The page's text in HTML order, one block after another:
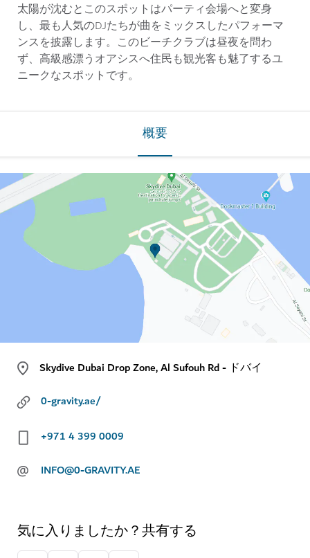
太陽が沈むとこのスポットはパーティ会場へと変身
し、最も人気のDJたちが曲をミックスしたパフォーマ
ンスを披露します。このビーチクラブは昼夜を問わ
ず、高級感漂うオアシスへ住民も観光客も魅了するユ
ニークなスポットです。
概要
Skydive Dubai Drop Zone, Al Sufouh Rd - ドバイ
0-gravity.ae/
+971 4 399 0009
@ INFO@0-GRAVITY.AE
気に入りましたか？共有する